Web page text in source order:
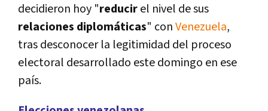
decidieron hoy "reducirel nivel de sus
relaciones diplomáticas" conVenezuela,
tras desconocer la legitimidad del proceso
electoral desarrollado este domingo en ese
paí­s.